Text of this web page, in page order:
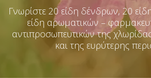
Γνωρίστε 20 είδη δένδρων, 20
είδη αρωματικών –
αντιπροσωπευτικών της
και της ευρύτερης